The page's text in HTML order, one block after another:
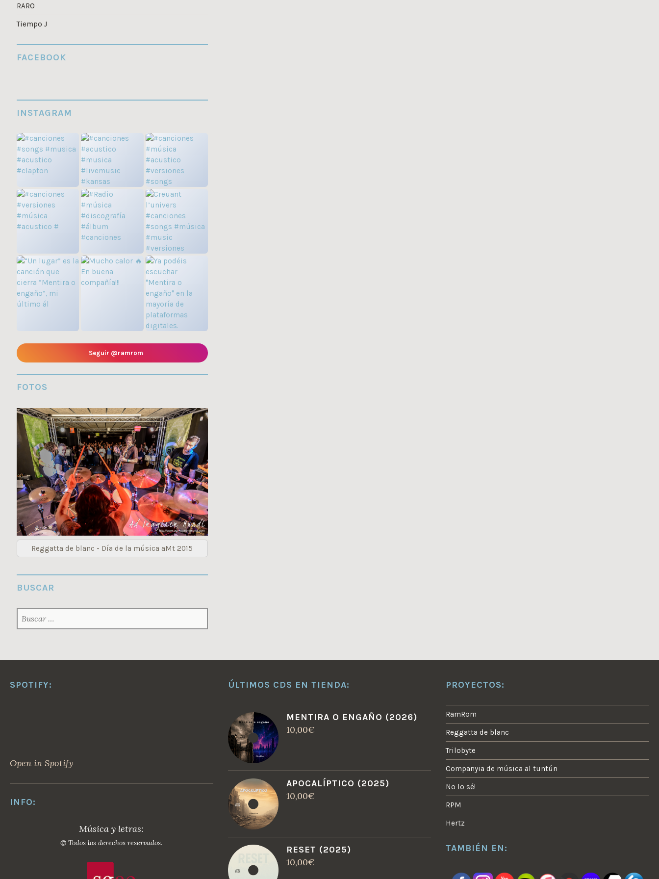
RARO
Tiempo J
FACEBOOK
INSTAGRAM
Seguir @ramrom
FOTOS
Reggatta de blanc - Día de la música aMt 2015
BUSCAR
SPOTIFY:
Open in Spotify
INFO:
Música y letras:
© Todos los derechos reservados.
ÚLTIMOS CDS EN TIENDA:
MENTIRA O ENGAÑO (2026)
10,00€
APOCALÍPTICO (2025)
10,00€
RESET (2025)
10,00€
PROYECTOS:
RamRom
Reggatta de blanc
Trilobyte
Companyia de música al tuntún
No lo sé!
RPM
Hertz
TAMBIÉN EN: